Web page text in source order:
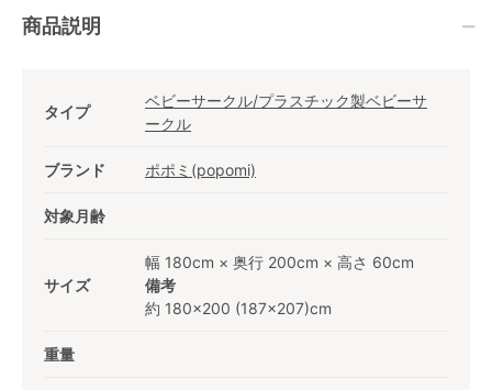
商品説明
タイプ
ベビーサークル/プラスチック製ベビーサ
ークル
ブランド ポポミ(popomi)
対象月齢
サイズ
幅 180cm × 奥行 200cm × 高さ 60cm
備考
約 180×200 (187×207)cm
重量